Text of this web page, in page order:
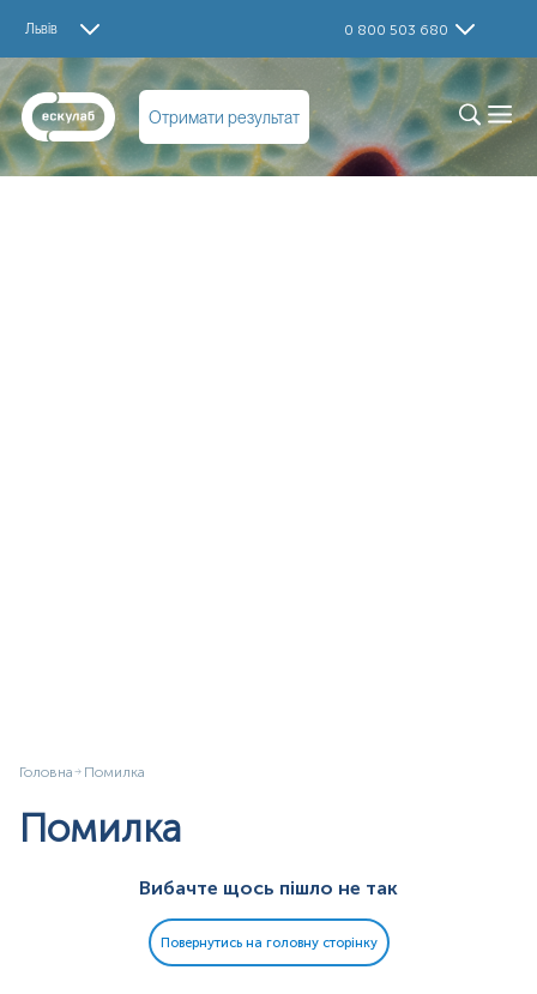
Львів 0 800 503 680
Отримати результат
Головна Помилка
Помилка
Вибачте щось пішло не так
Повернутись на головну сторінку